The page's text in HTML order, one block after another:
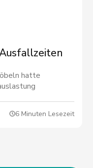
hatte
Dank MATIX
Lieferungen
6 Minuten Lesezeit